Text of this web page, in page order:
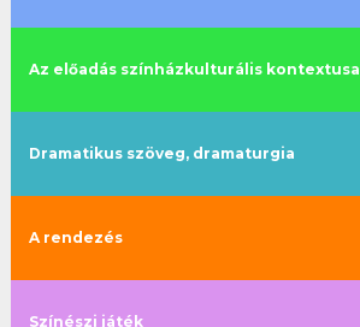
Az előadás színházkulturális kontextusa
Dramatikus szöveg, dramaturgia
A rendezés
Színészi játék